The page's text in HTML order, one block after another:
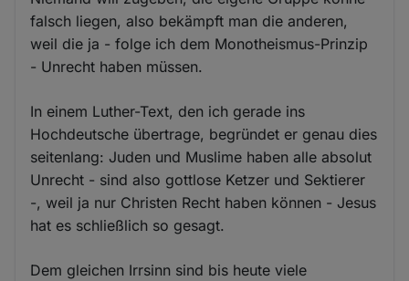
falsch liegen, also bekämpft man die anderen,
weil die ja - folge ich dem Monotheismus-Prinzip
- Unrecht haben müssen.
In einem Luther-Text, den ich gerade ins
Hochdeutsche übertrage, begründet er genau dies
seitenlang: Juden und Muslime haben alle absolut
Unrecht - sind also gottlose Ketzer und Sektierer
-, weil ja nur Christen Recht haben können - Jesus
hat es schließlich so gesagt.
Dem gleichen Irrsinn sind bis heute viele